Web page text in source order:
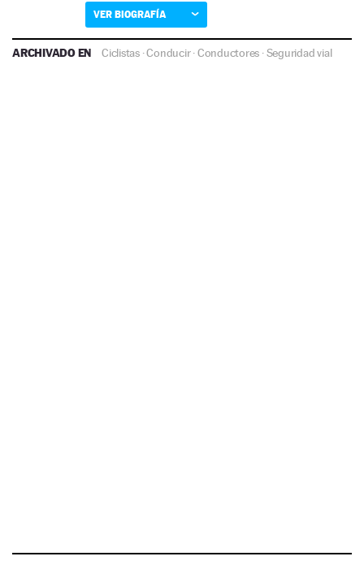
VER BIOGRAFÍA
ARCHIVADO EN Ciclistas·Conducir·Conductores ·Seguridad vial